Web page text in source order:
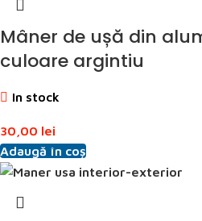
Mâner de ușă din
culoare argintiu
In stock
30,00 lei
Adaugă în coș